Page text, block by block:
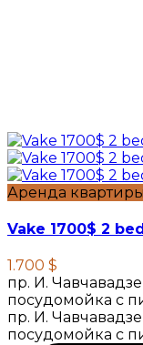
Аренда квартиры
Vake 1700$ 2
1.700 $
пр. И.
посудомойка с
пр. И.
посудомойка с